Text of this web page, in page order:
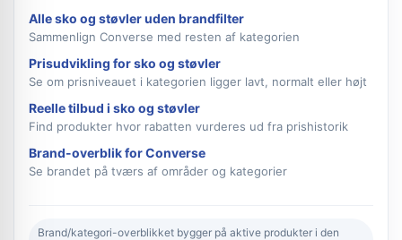
Alle sko og støvler uden brandfilter
Sammenlign Converse med resten af kategorien
Prisudvikling for sko og støvler
Se om prisniveauet i kategorien ligger lavt, normalt eller højt
Reelle tilbud i sko og støvler
Find produkter hvor rabatten vurderes ud fra prishistorik
Brand-overblik for Converse
Se brandet på tværs af områder og kategorier
Brand/kategori-overblikket bygger på aktive produkter i den